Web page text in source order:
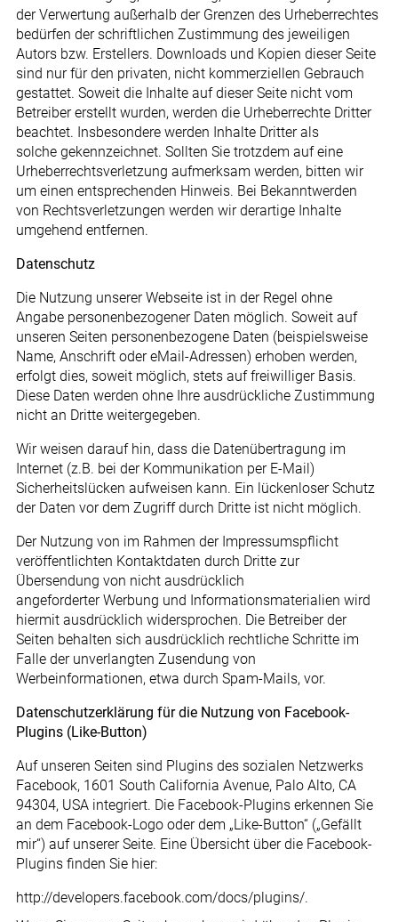
der Verwertung außerhalb der Grenzen des Urheberrechtes
bedürfen der schriftlichen Zustimmung des jeweiligen
Autors bzw. Erstellers. Downloads und Kopien dieser Seite
sind nur für den privaten, nicht kommerziellen Gebrauch
gestattet. Soweit die Inhalte auf dieser Seite nicht vom
Betreiber erstellt wurden, werden die Urheberrechte Dritter
beachtet. Insbesondere werden Inhalte Dritter als
solche gekennzeichnet. Sollten Sie trotzdem auf eine
Urheberrechtsverletzung aufmerksam werden, bitten wir
um einen entsprechenden Hinweis. Bei Bekanntwerden
von Rechtsverletzungen werden wir derartige Inhalte
umgehend entfernen.
Datenschutz
Die Nutzung unserer Webseite ist in der Regel ohne
Angabe personenbezogener Daten möglich. Soweit auf
unseren Seiten personenbezogene Daten (beispielsweise
Name, Anschrift oder eMail-Adressen) erhoben werden,
erfolgt dies, soweit möglich, stets auf freiwilliger Basis.
Diese Daten werden ohne Ihre ausdrückliche Zustimmung
nicht an Dritte weitergegeben.
Wir weisen darauf hin, dass die Datenübertragung im
Internet (z.B. bei der Kommunikation per E-Mail)
Sicherheitslücken aufweisen kann. Ein lückenloser Schutz
der Daten vor dem Zugriff durch Dritte ist nicht möglich.
Der Nutzung von im Rahmen der Impressumspflicht
veröffentlichten Kontaktdaten durch Dritte zur
Übersendung von nicht ausdrücklich
angeforderter Werbung und Informationsmaterialien wird
hiermit ausdrücklich widersprochen. Die Betreiber der
Seiten behalten sich ausdrücklich rechtliche Schritte im
Falle der unverlangten Zusendung von
Werbeinformationen, etwa durch Spam-Mails, vor.
Datenschutzerklärung für die Nutzung von Facebook-
Plugins (Like-Button)
Auf unseren Seiten sind Plugins des sozialen Netzwerks
Facebook, 1601 South California Avenue, Palo Alto, CA
94304, USA integriert. Die Facebook-Plugins erkennen Sie
an dem Facebook-Logo oder dem „Like-Button“ („Gefällt
mir“) auf unserer Seite. Eine Übersicht über die Facebook-
Plugins finden Sie hier:
http://developers.facebook.com/docs/plugins/.